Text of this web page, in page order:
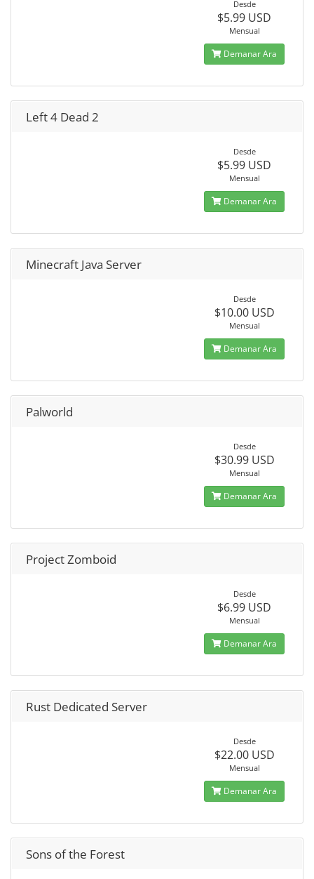
Desde
$5.99 USD
Mensual
Demanar Ara
Left 4 Dead 2
Desde
$5.99 USD
Mensual
Demanar Ara
Minecraft Java Server
Desde
$10.00 USD
Mensual
Demanar Ara
Palworld
Desde
$30.99 USD
Mensual
Demanar Ara
Project Zomboid
Desde
$6.99 USD
Mensual
Demanar Ara
Rust Dedicated Server
Desde
$22.00 USD
Mensual
Demanar Ara
Sons of the Forest